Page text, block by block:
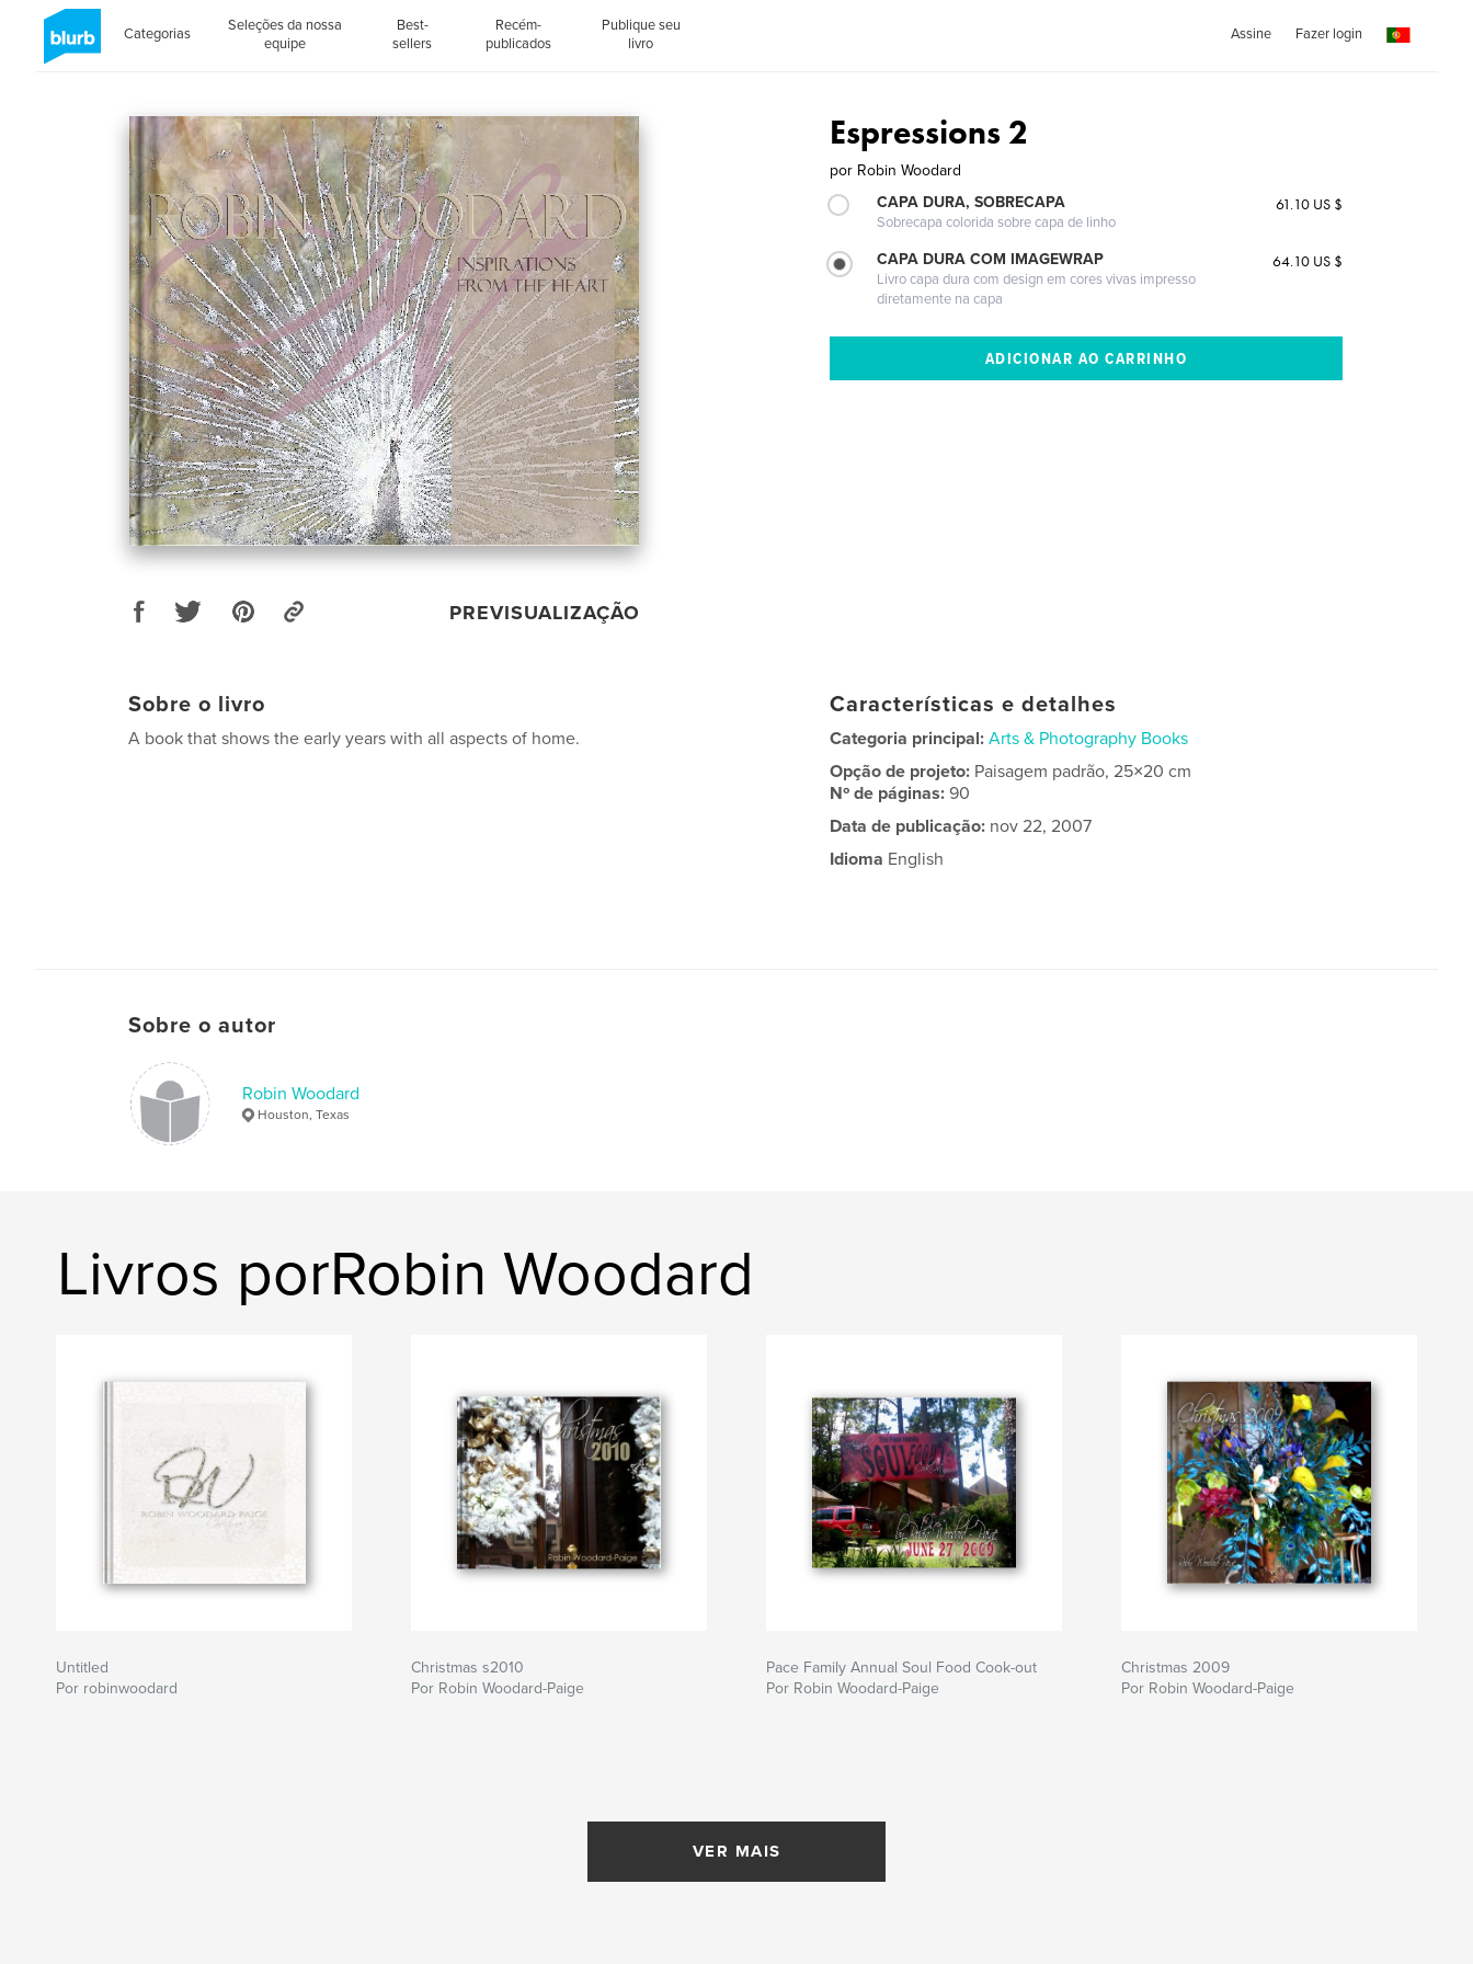
Categorias
Seleções da nossa
equipe
Best-
sellers
Recém-
publicados
Publique seu
livro
Assine Fazer login
PREVISUALIZAÇÃO
Espressions 2
por Robin Woodard
CAPA DURA, SOBRECAPA
Sobrecapa colorida sobre capa de linho
61.10 US $
CAPA DURA COM IMAGEWRAP
Livro capa dura com design em cores vivas impresso
diretamente na capa
64.10 US $
Sobre o livro
A book that shows the early years with all aspects of home.
Características e detalhes
Categoria principal: Arts & Photography Books
Opção de projeto: Paisagem padrão, 25×20 cm
Nº de páginas:90
Data de publicação: nov 22, 2007
Idioma English
Sobre o autor
Robin Woodard
Houston, Texas
Livros porRobin Woodard
Untitled
Por robinwoodard
Christmas s2010
Por Robin Woodard-Paige
Pace Family Annual Soul Food Cook-out
Por Robin Woodard-Paige
Christmas 2009
Por Robin Woodard-Paige
VER MAIS